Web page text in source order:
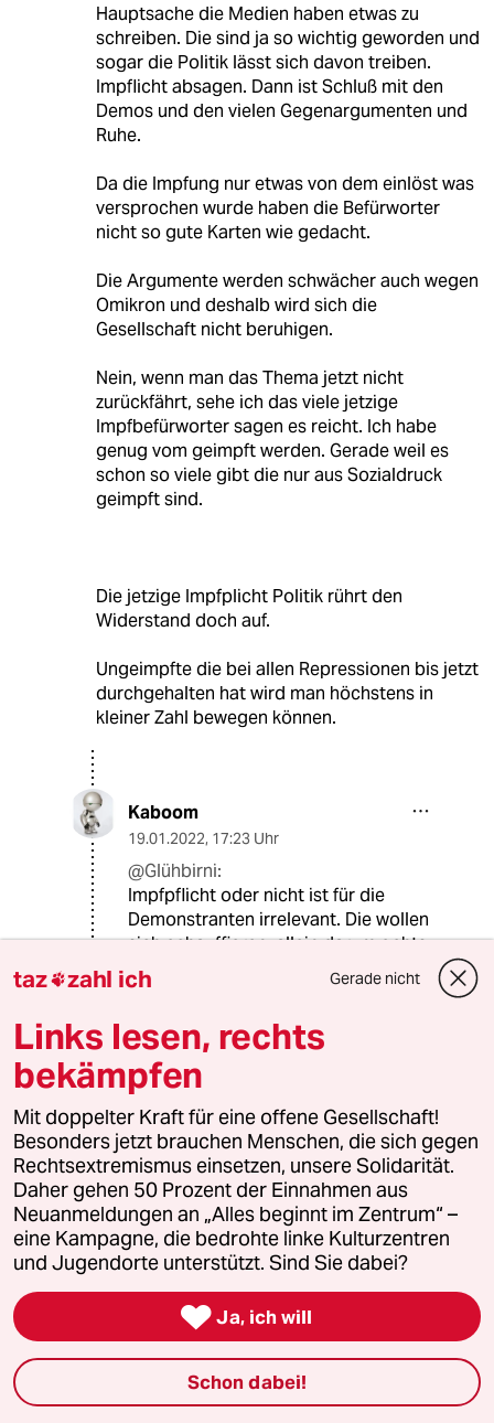
Hauptsache die Medien haben etwas zu
schreiben. Die sind ja so wichtig geworden und
sogar die Politik lässt sich davon treiben.
Impflicht absagen. Dann ist Schluß mit den
Demos und den vielen Gegenargumenten und
Ruhe.
Da die Impfung nur etwas von dem einlöst was
versprochen wurde haben die Befürworter
nicht so gute Karten wie gedacht.
Die Argumente werden schwächer auch wegen
Omikron und deshalb wird sich die
Gesellschaft nicht beruhigen.
Nein, wenn man das Thema jetzt nicht
zurückfährt, sehe ich das viele jetzige
Impfbefürworter sagen es reicht. Ich habe
genug vom geimpft werden. Gerade weil es
schon so viele gibt die nur aus Sozialdruck
geimpft sind.
Die jetzige Impfplicht Politik rührt den
Widerstand doch auf.
Ungeimpfte die bei allen Repressionen bis jetzt
durchgehalten hat wird man höchstens in
kleiner Zahl bewegen können.
Kaboom
19.01.2022, 17:23 Uhr
@Glühbirni:
Impfpflicht oder nicht ist für die
Demonstranten irrelevant. Die wollen
sich echauffieren, allein darum gehts.
Und nach Covid wird sich in
Nullkomanichts das nächste
jedenfalls kann ich Ihnen garantieren.
EL Elena Levi
19.01.2022,14:01 Uhr
@Glühbirni:
"Die jetzige Impfplicht Politik rührt
den Widerstand doch auf."
Der Widerstand der Corona-Leugner
das Wort "Impfpflicht" überhaupt
gefallen ist. Hier einen
Zusammenhang zwischen
Impfpflichtdebatte und dem
Aufbegehren durch "Spaziergänger"
taz zahl ich Gerade nicht
Links lesen, rechts
bekämpfen
Mit doppelter Kraft für eine offene Gesellschaft!
Besonders jetzt brauchen Menschen, die sich gegen
Rechtsextremismus einsetzen, unsere Solidarität.
Daher gehen 50 Prozent der Einnahmen aus
Neuanmeldungen an „Alles beginnt im Zentrum“ –
eine Kampagne, die bedrohte linke Kulturzentren
und Jugendorte unterstützt. Sind Sie dabei?
 Ja, ich will
Schon dabei!